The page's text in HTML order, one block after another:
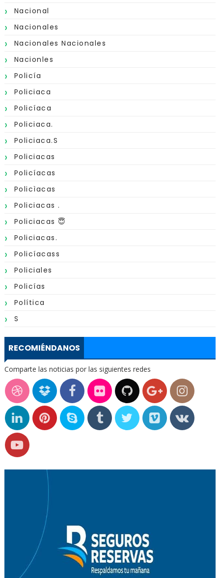
Nacional
Nacionales
Nacionales Nacionales
Nacionles
Policía
Policiaca
Policíaca
Policiaca.
Policiaca.s
Policiacas
Policíacas
Policìacas
Policiacas .
Policiacas 😇
Policiacas.
Policíacass
Policiales
Policías
Política
S
RECOMIÉNDANOS
Comparte las noticias por las siguientes redes